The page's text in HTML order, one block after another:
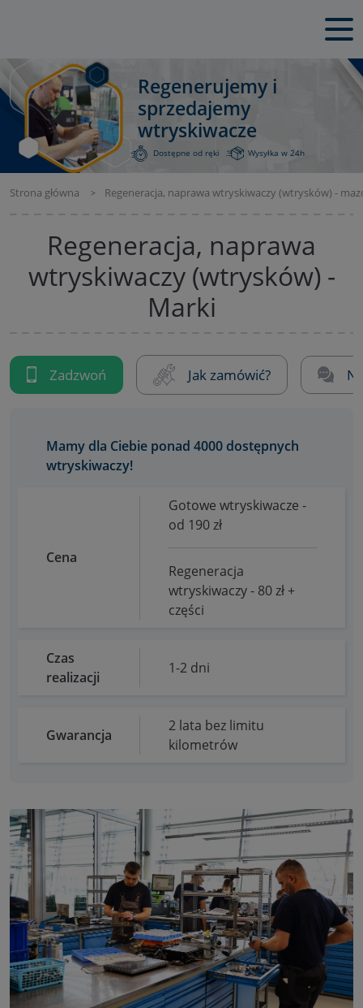
Regenerujemy i
sprzedajemy
wtryskiwacze
Dostępne od ręki Wysyłka w 24h
Strona główna Regeneracja, naprawa wtryskiwaczy (wtrysków) -
Regeneracja, naprawa
wtryskiwaczy (wtrysków) -
Marki
Zadzwoń Jak zamówić?
Mamy dla Ciebie ponad 4000 dostępnych
wtryskiwaczy!
Cena
Gotowe wtryskiwacze -
od 190 zł
Regeneracja
wtryskiwaczy - 80 zł +
części
Czas
realizacji
1-2 dni
Gwarancja
2 lata bez limitu
kilometrów